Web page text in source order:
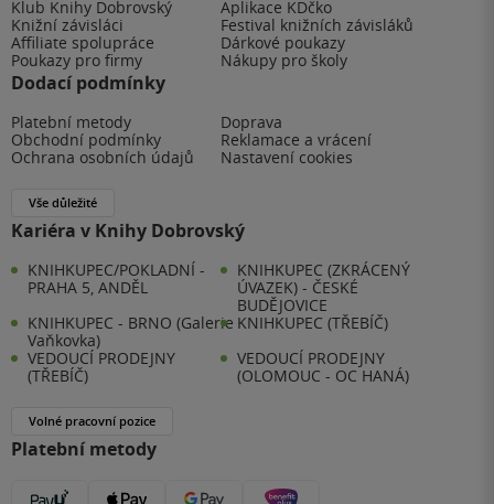
Klub Knihy Dobrovský
Aplikace KDčko
Knižní závisláci
Festival knižních závisláků
Affiliate spolupráce
Dárkové poukazy
Poukazy pro firmy
Nákupy pro školy
Dodací podmínky
Platební metody
Doprava
Obchodní podmínky
Reklamace a vrácení
Ochrana osobních údajů
Nastavení cookies
Vše důležité
Kariéra v Knihy Dobrovský
KNIHKUPEC/POKLADNÍ -
PRAHA 5, ANDĚL
KNIHKUPEC (ZKRÁCENÝ
ÚVAZEK) - ČESKÉ
BUDĚJOVICE
KNIHKUPEC - BRNO (Galerie
Vaňkovka)
KNIHKUPEC (TŘEBÍČ)
VEDOUCÍ PRODEJNY
(TŘEBÍČ)
VEDOUCÍ PRODEJNY
(OLOMOUC - OC HANÁ)
Volné pracovní pozice
Platební metody